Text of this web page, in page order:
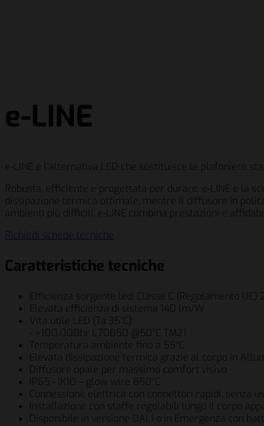
e-LINE
e-LINE è l’alternativa LED che sostituisce le plafoniere
Robusta, efficiente e progettata per durare, e-LINE è la
dissipazione termica ottimale, mentre il diffusore in
ambienti più difficili, e-LINE combina prestazioni e
Richiedi schede tecniche
Caratteristiche tecniche
Efficienza sorgente led: Classe C (Regolamento
Elevata efficienza di sistema 140 lm/W
Vita utile LED (Ta 35°C):
- >100.000hr L70B50 @50°C TM21
Temperatura ambiente fino a 55°C
Elevata dissipazione termica grazie al corpo in
Diffusore opale per massimo comfort visivo
IP65 - IK10 – glow wire 850°C
Connessione elettrica con connettori rapidi, senza
Installazione con staffe regolabili lungo il corpo
Disponibile in versione DALI o in Emergenza con